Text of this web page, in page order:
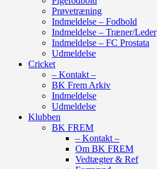
Prøvetræning
Indmeldelse – Fodbold
Indmeldelse – Træner/Leder
Indmeldelse – FC Prostata
Udmeldelse
Cricket
– Kontakt –
BK Frem Arkiv
Indmeldelse
Udmeldelse
Klubben
BK FREM
– Kontakt –
Om BK FREM
Vedtægter & Ref